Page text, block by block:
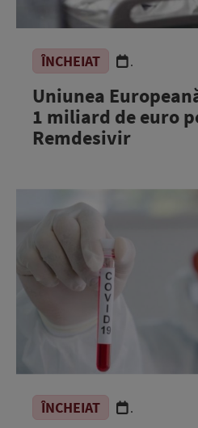
ÎNCHEIAT .
Uniunea
1 miliard de euro
Remdesivir
ÎNCHEIAT .